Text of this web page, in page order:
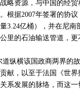
略资源，与中国的经贸
据2007年签署的协议
3.24亿桶），并在尼
里的石油输送管道，
纵横该国政商两界的
献，以至于法国《世
系发展的脉络，而这